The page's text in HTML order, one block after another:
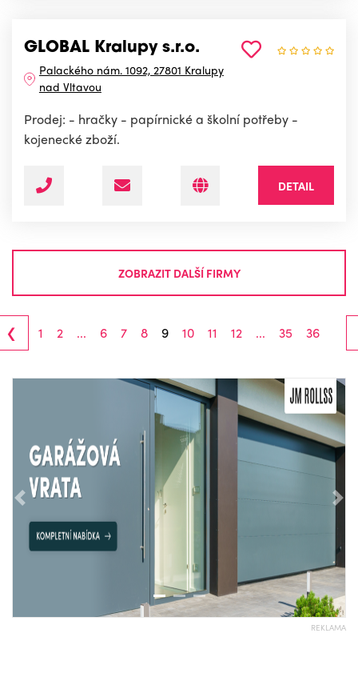
GLOBAL Kralupy s.r.o.
Palackého nám. 1092, 27801 Kralupy
nad Vltavou
Prodej: - hračky - papírnické a školní potřeby -
kojenecké zboží.
DETAIL
ZOBRAZIT DALŠÍ FIRMY
‹ 1 2 ... 6 7 8 9 10 11 12 ... 35 36
Předchozí
REKLAMA